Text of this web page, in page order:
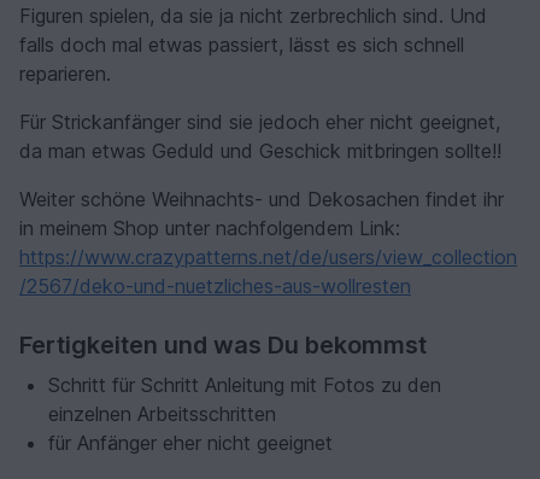
Figuren spielen, da sie ja nicht zerbrechlich sind. Und
falls doch mal etwas passiert, lässt es sich schnell
reparieren.
Für Strickanfänger sind sie jedoch eher nicht geeignet,
da man etwas Geduld und Geschick mitbringen sollte!!
Weiter schöne Weihnachts- und Dekosachen findet ihr
in meinem Shop unter nachfolgendem Link:
https://www.crazypatterns.net/de/users/view_collection
/2567/deko-und-nuetzliches-aus-wollresten
Fertigkeiten und was Du bekommst
Schritt für Schritt Anleitung mit Fotos zu den
einzelnen Arbeitsschritten
für Anfänger eher nicht geeignet